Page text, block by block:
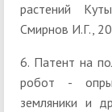
растений
Смирнов И.Г.,
6. Патент на
робот -
земляники и